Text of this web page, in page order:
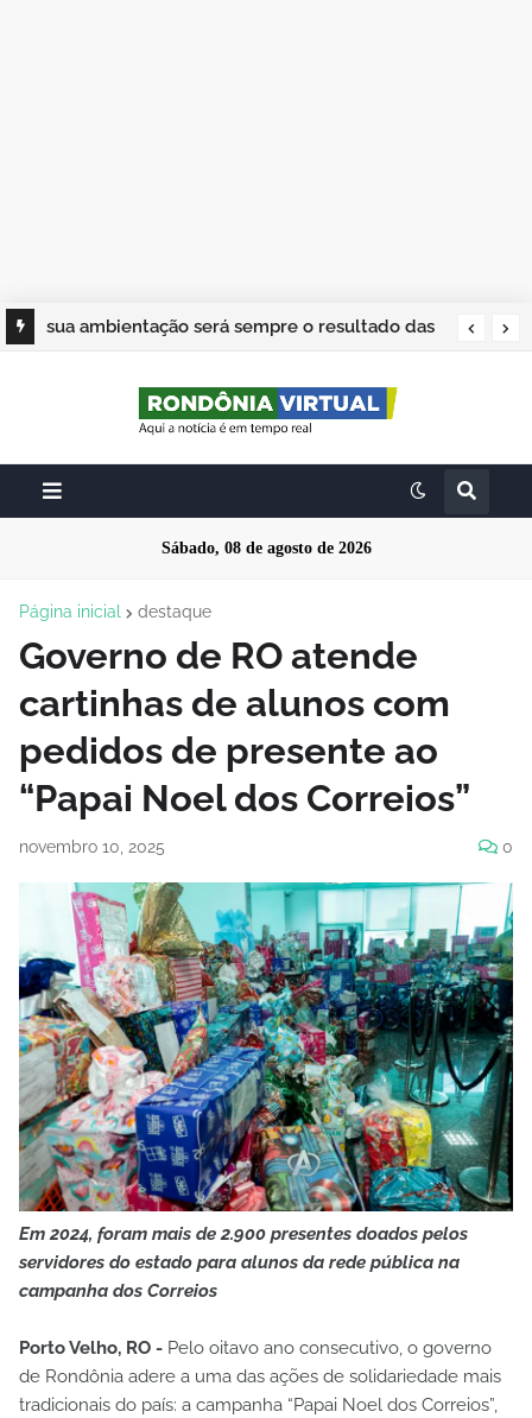
sua ambientação será sempre o resultado das
Sábado, 08 de agosto de 2026
Página inicial destaque
Governo de RO atende
cartinhas de alunos com
pedidos de presente ao
“Papai Noel dos Correios”
novembro 10, 2025 0
Em 2024, foram mais de 2.900 presentes doados pelos
servidores do estado para alunos da rede pública na
campanha dos Correios
Porto Velho, RO - Pelo oitavo ano consecutivo, o governo
de Rondônia adere a uma das ações de solidariedade mais
tradicionais do país: a campanha “Papai Noel dos Correios”,